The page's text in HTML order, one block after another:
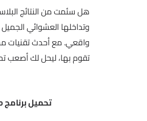
هل سئمت من النتائج
وتداخلها العشوائي
واقعي. مع أحدث تقنيات
تقوم بها، ليحل لك أصعب
تحميل برنامج Escape Motions Rebelle Pro | أقوى بديل للرسم التقليدي بمميزات احترافية